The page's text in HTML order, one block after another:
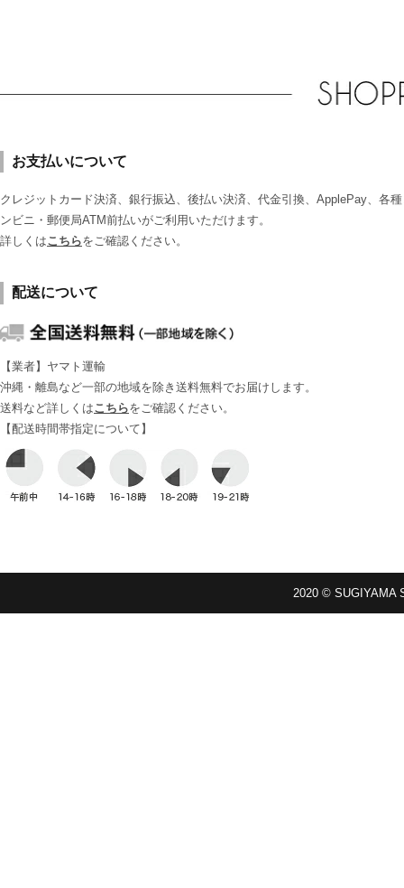
お支払いについて
クレジットカード決済、銀行振込、後払い決済、代金引換、ApplePay、各
ンビニ・郵便局ATM前払いがご利用いただけます。
詳しくはこちらをご確認ください。
配送について
【業者】ヤマト運輸
沖縄・離島など一部の地域を除き送料無料でお届けします。
送料など詳しくはこちらをご確認ください。
【配送時間帯指定について】
2020 © SUGIYAMA